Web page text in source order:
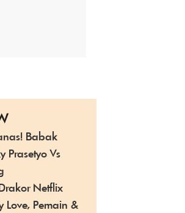
Babak
Prasetyo Vs
Netflix
Love, Pemain &